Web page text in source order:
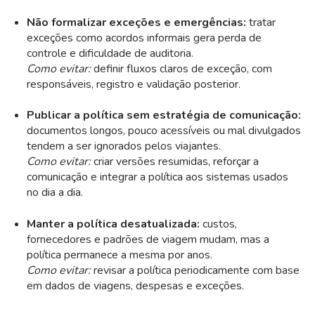
Não formalizar exceções e emergências: tratar
exceções como acordos informais gera perda de
controle e dificuldade de auditoria.
Como evitar:definir fluxos claros de exceção, com
responsáveis, registro e validação posterior.
Publicar a política sem estratégia de comunicação:
documentos longos, pouco acessíveis ou mal divulgados
tendem a ser ignorados pelos viajantes.
Como evitar:criar versões resumidas, reforçar a
comunicação e integrar a política aos sistemas usados
no dia a dia.
Manter a política desatualizada: custos,
fornecedores e padrões de viagem mudam, mas a
política permanece a mesma por anos.
Como evitar:revisar a política periodicamente com base
em dados de viagens, despesas e exceções.